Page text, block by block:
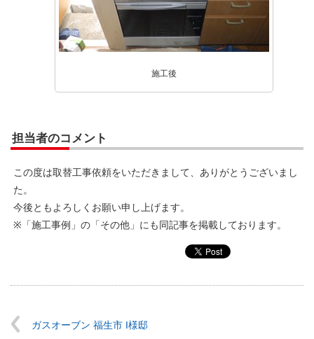
施工後
担当者のコメント
この度は取替工事依頼をいただきまして、ありがとうございまし
た。
今後ともよろしくお願い申し上げます。
※「施工事例」の「その他」にも同記事を掲載しております。
ガスオーブン 福生市 I様邸